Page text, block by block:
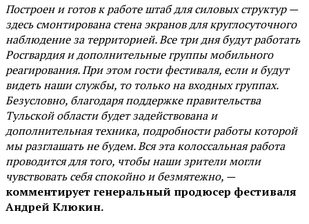
Построен и готов к работе штаб для силовых структур —
здесь смонтирована стена экранов для круглосуточного
наблюдение за территорией. Все три дня будут работать
Росгвардия и дополнительные группы мобильного
реагирования. При этом гости фестиваля, если и будут
видеть наши службы, то только на входных группах.
Безусловно, благодаря поддержке правительства
Тульской области будет задействована и
дополнительная техника, подробности работы которой
мы разглашать не будем. Вся эта колоссальная работа
проводится для того, чтобы наши зрители могли
чувствовать себя спокойно и безмятежно, —
комментирует генеральный продюсер фестиваля
Андрей Клюкин.